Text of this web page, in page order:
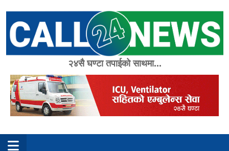
content
२४सै घण्टा तपाईको साथमा...